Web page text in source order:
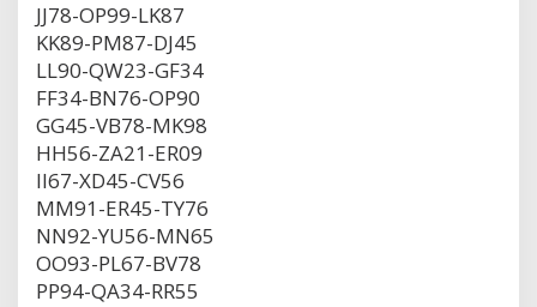
JJ78-OP99-LK87
KK89-PM87-DJ45
LL90-QW23-GF34
FF34-BN76-OP90
GG45-VB78-MK98
HH56-ZA21-ER09
II67-XD45-CV56
MM91-ER45-TY76
NN92-YU56-MN65
OO93-PL67-BV78
PP94-QA34-RR55